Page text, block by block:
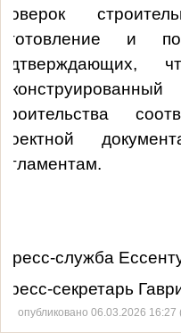
и
Пресс-служба
секретарь
опубликовано 06.03.2026